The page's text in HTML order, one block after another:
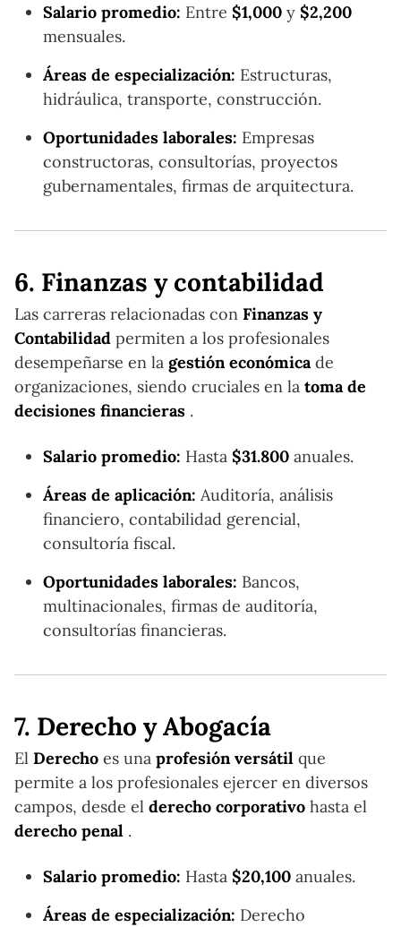
Salario promedio: Entre $1,000 y $2,200
mensuales.
Áreas de especialización: Estructuras,
hidráulica, transporte, construcción.
Oportunidades laborales: Empresas
constructoras, consultorías, proyectos
gubernamentales, firmas de arquitectura.
6. Finanzas y contabilidad
Las carreras relacionadas con Finanzas y
Contabilidad permiten a los profesionales
desempeñarse en la gestión económicade
organizaciones, siendo cruciales en la toma de
decisiones financieras .
Salario promedio: Hasta $31.800 anuales.
Áreas de aplicación: Auditoría, análisis
financiero, contabilidad gerencial,
consultoría fiscal.
Oportunidades laborales: Bancos,
multinacionales, firmas de auditoría,
consultorías financieras.
7. Derecho y Abogacía
El Derecho es una profesión versátil que
permite a los profesionales ejercer en diversos
campos, desde el derecho corporativo hasta el
derecho penal .
Salario promedio: Hasta $20,100 anuales.
Áreas de especialización: Derecho